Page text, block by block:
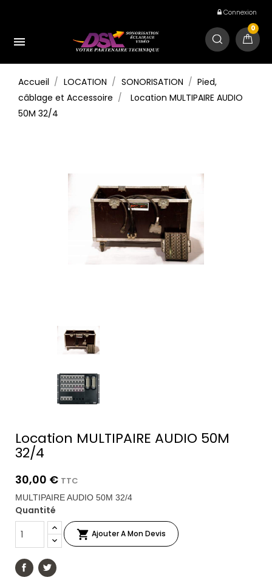
Connexion

0
Accueil LOCATION SONORISATION
Pied,
câblage et Accessoire
Location MULTIPAIRE AUDIO
50M 32/4
Location MULTIPAIRE AUDIO 50M
32/4
30,00 € TTC
MULTIPAIRE AUDIO 50M 32/4
Quantité
 Ajouter A Mon Devis